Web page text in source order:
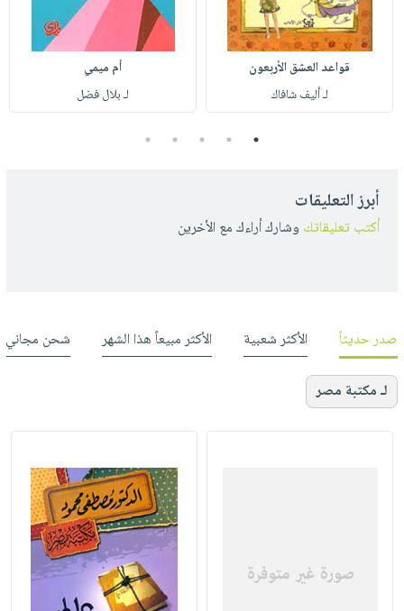
قواعد العشق الأربعون
لـ أليف شافاك
أم ميمي
لـ بلال فضل
1
2
3
4
5
أبرز التعليقات
أكتب تعليقاتك وشارك أراءك مع الأخرين
صدر حديثاً الأكثر شعبية الأكثر مبيعاً هذا الشهر شحن مجاني
لـ مكتبة مصر